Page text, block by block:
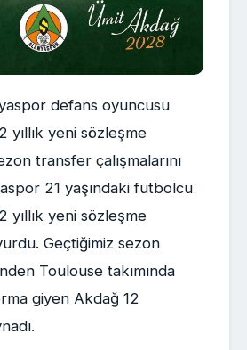
defans oyuncusu
yıllık yeni sözleşme
transfer çalışmalarını
21 yaşındaki futbolcu
yıllık yeni sözleşme
Geçtiğimiz sezon
Toulouse takımında
giyen Akdağ 12